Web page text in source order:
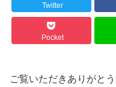
Twitter
Pocket
ご覧いただきありがと